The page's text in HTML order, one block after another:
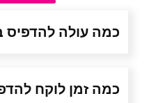
כמה עולה להדפיס
כמה זמן לוקח